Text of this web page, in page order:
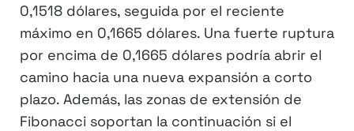
0,1518 dólares, seguida por el reciente
máximo en 0,1665 dólares. Una fuerte ruptura
por encima de 0,1665 dólares podría abrir el
camino hacia una nueva expansión a corto
plazo. Además, las zonas de extensión de
Fibonacci soportan la continuación si el